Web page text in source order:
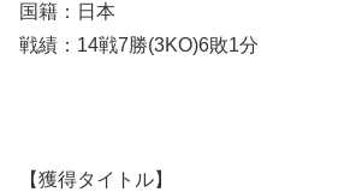
国籍：日本
戦績：14戦7勝(3KO)6敗1分
【獲得タイトル】